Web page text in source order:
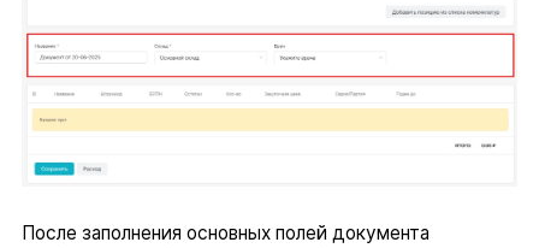
После заполнения основных полей документа